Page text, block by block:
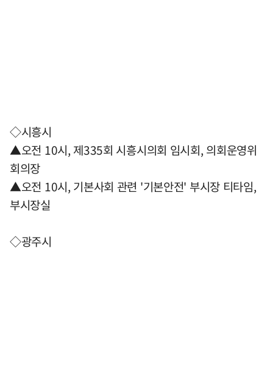
◇시흥시
▲오전 10시, 제335회 시흥시의회 임시회, 의회운영위
회의장
▲오전 10시, 기본사회 관련 '기본안전' 부시장 티타임,
부시장실
◇광주시